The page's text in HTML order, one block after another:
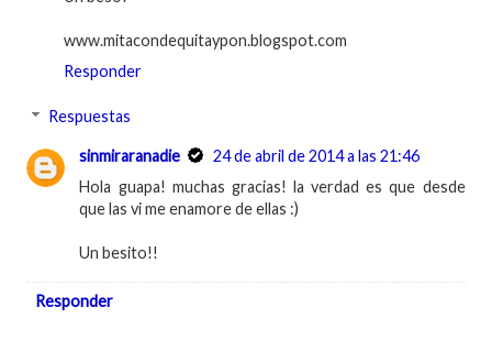
www.mitacondequitaypon.blogspot.com
Responder
Respuestas
sinmiraranadie
24 de abril de 2014 a las 21:46
Hola guapa! muchas gracias! la verdad es que desde
que las vi me enamore de ellas :)
Un besito!!
Responder